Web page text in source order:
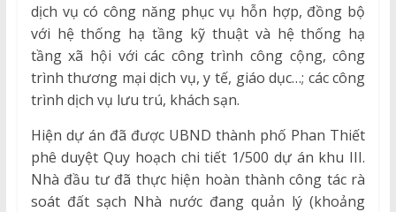
dịch vụ có công năng phục vụ hỗn hợp, đồng bộ
với hệ thống hạ tầng kỹ thuật và hệ thống hạ
tầng xã hội với các công trình công cộng, công
trình thương mại dịch vụ, y tế, giáo dục…; các công
trình dịch vụ lưu trú, khách sạn.
Hiện dự án đã được UBND thành phố Phan Thiết
phê duyệt Quy hoạch chi tiết 1/500 dự án khu III.
Nhà đầu tư đã thực hiện hoàn thành công tác rà
soát đất sạch Nhà nước đang quản lý (khoảng